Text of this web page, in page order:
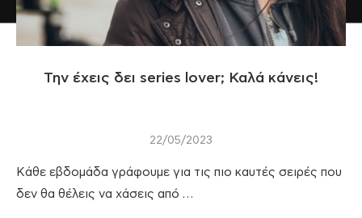
Την έχεις δει series lover; Καλά κάνεις!
22/05/2023
Κάθε εβδομάδα γράφουμε για τις πιο καυτές σειρές που
δεν θα θέλεις να χάσεις από …